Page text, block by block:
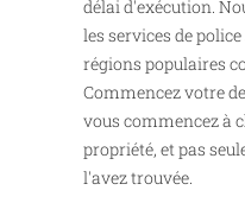
délai d'exécution.
les services de
régions populaires
Commencez votre
vous commencez à
propriété, et pas
l'avez trouvée.